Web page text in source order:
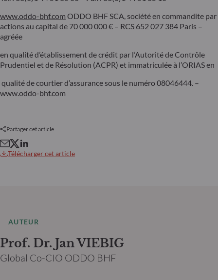
www.oddo-bhf.com ODDO BHF SCA, société en commandite par
actions au capital de 70 000 000 € – RCS 652 027 384 Paris –
agréée
en qualité d’établissement de crédit par l’Autorité de Contrôle
Prudentiel et de Résolution (ACPR) et immatriculée à l’ORIAS en
qualité de courtier d’assurance sous le numéro 08046444. –
www.oddo-bhf.com
Partager cet article
Télécharger cet article
AUTEUR
Prof. Dr. Jan VIEBIG
Global Co-CIO ODDO BHF